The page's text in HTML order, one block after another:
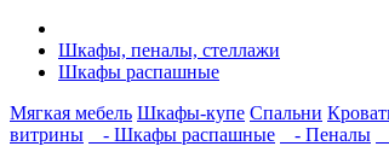
Шкафы, пеналы, стеллажи
Шкафы распашные
Мягкая мебель Шкафы-купе Спальни
витрины
- Шкафы распашные - Пеналы